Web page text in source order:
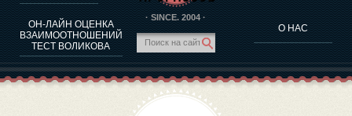
ОН-ЛАЙН ОЦЕНКА
ВЗАИМООТНОШЕНИЙ
ТЕСТ ВОЛИКОВА
· SINCE. 2004 ·
О НАС
О ПРОГРАММЕ
ТЕСТ НА СОВМЕСТИМОСТЬ ВОЛИКОВА
ПРОГНОЗЫ И АНАЛИТИКА